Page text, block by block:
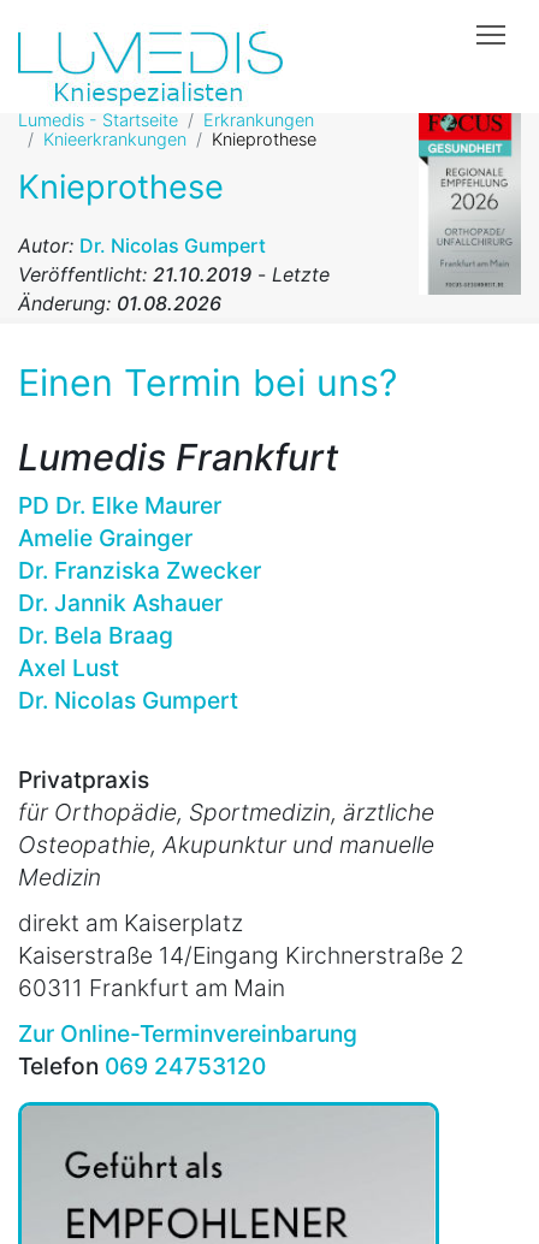
Lumedis - Startseite
Erkrankungen
Knieerkrankungen
Knieprothese
Knieprothese
Autor: Dr. Nicolas Gumpert
Veröffentlicht: 21.10.2019 - Letzte
Änderung: 01.08.2026
Einen Termin bei uns?
Lumedis Frankfurt
PD Dr. Elke Maurer
Amelie Grainger
Dr. Franziska Zwecker
Dr. Jannik Ashauer
Dr. Bela Braag
Axel Lust
Dr. Nicolas Gumpert
Privatpraxis
für Orthopädie, Sportmedizin, ärztliche
Osteopathie, Akupunktur und manuelle
Medizin
direkt am Kaiserplatz
Kaiserstraße 14/Eingang Kirchnerstraße 2
60311 Frankfurt am Main
Zur Online-Terminvereinbarung
Telefon 069 24753120